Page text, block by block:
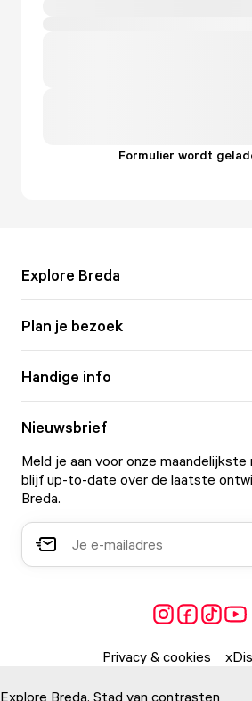
Formulier wordt
Explore Breda
Plan je bezoek
Handige info
Nieuwsbrief
Meld je aan voor onze maandelijkste
blijf up-to-date over de laatste
Breda.
Privacy & cookies
Explore Breda. Stad van contrasten